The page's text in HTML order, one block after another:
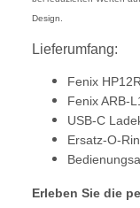
Design.
Lieferumfang:
Fenix
Fenix ARB-
USB-C
Ersatz-O-
Erleben Sie die